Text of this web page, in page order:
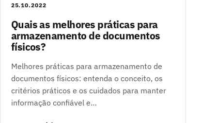
25.10.2022
Quais as melhores práticas para
armazenamento de documentos
físicos?
Melhores práticas para armazenamento de
documentos físicos: entenda o conceito, os
critérios práticos e os cuidados para manter
informação confiável e…